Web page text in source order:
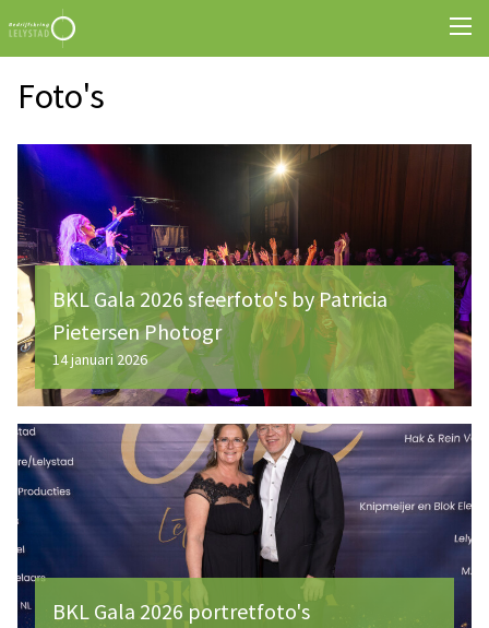
Foto's
BKL Gala 2026 sfeerfoto's by Patricia
Pietersen Photogr
14 januari 2026
BKL Gala 2026 portretfoto's